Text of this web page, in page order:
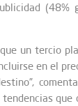
(48%
un tercio
en el
que